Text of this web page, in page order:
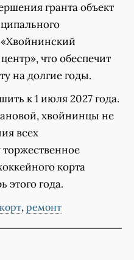
гранта объект
что обеспечит
на долгие годы.
к 1 июля 2027 года.
хвойнинцы не
всех
корта
этого года.
, ремонт